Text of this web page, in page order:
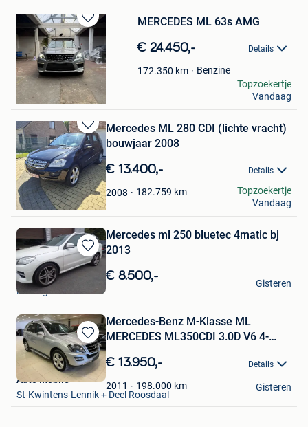
Bewaren
in
Mijn
Favorieten
MERCEDES ML 63s AMG
€ 24.450,- Details
172.350 km
Benzine
Tissam
Schaerbeek
Topzoekertje
Vandaag
Bewaren
in
Mijn
Favorieten
Mercedes ML 280 CDI (lichte vracht)
bouwjaar 2008
€ 13.400,- Details
2008 182.759 km
Stefan
Oostham
Topzoekertje
Vandaag
Bewaren
in
Favorieten
Mercedes ml 250 bluetec 4matic bj
2013
€ 8.500,-
0475445997
Maldegem
Gisteren
Bewaren
in
Mijn
Favorieten
Mercedes-Benz M-Klasse ML
MERCEDES ML350CDI 3.0D V6 4-
€ 13.950,- Details
2011 198.000 km
Auto Mobile
St-Kwintens-Lennik + Deel Roosdaal
Gisteren